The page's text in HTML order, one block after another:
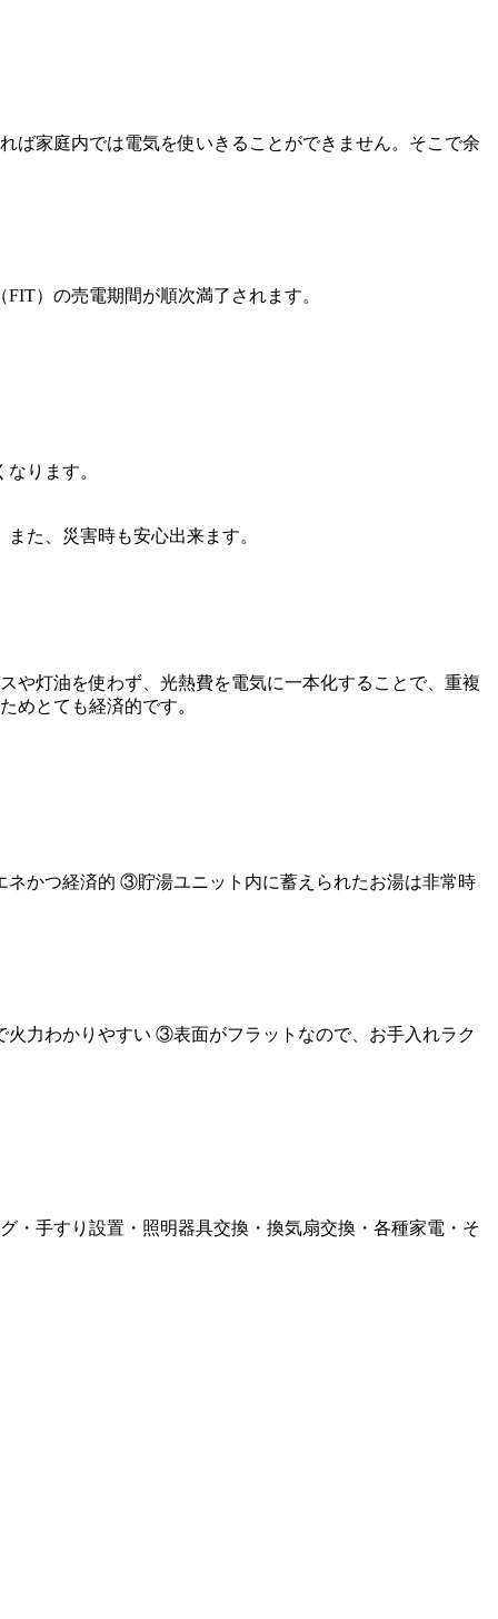
ば家庭内では電気を使いきることができません。そこで余
）の売電期間が順次満了されます。
ります。
た、災害時も安心出来ます。
や灯油を使わず、光熱費を電気に一本化することで、重複
めとても経済的です。
ネかつ経済的 ③貯湯ユニット内に蓄えられたお湯は非常時
火力わかりやすい ③表面がフラットなので、お手入れラク
・手すり設置・照明器具交換・換気扇交換・各種家電・そ